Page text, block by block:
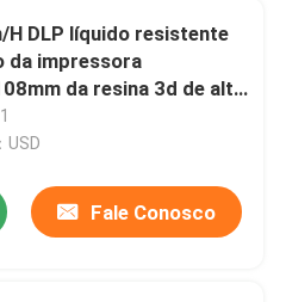
H DLP líquido resistente
da impressora
da resina 3d de alto
- resistente
USD
Fale Conosco